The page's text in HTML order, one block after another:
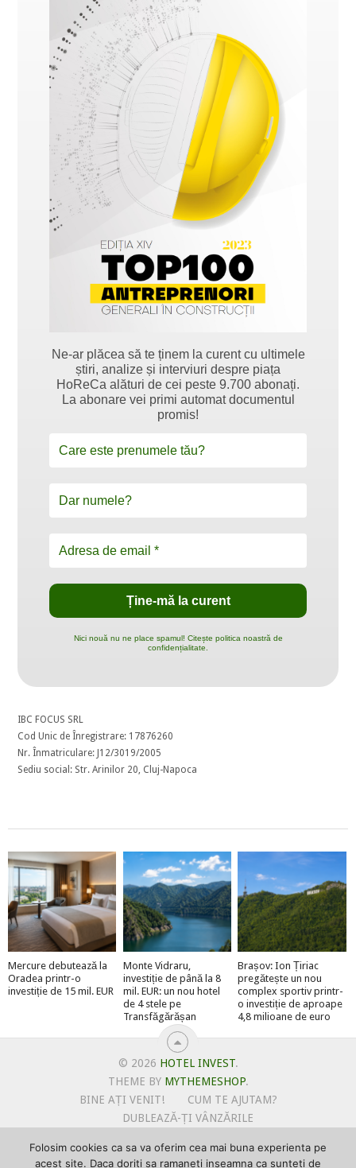
Ne-ar plăcea să te ținem la curent cu ultimele
știri, analize și interviuri despre piața
HoReCa alături de cei peste 9.700 abonați.
La abonare vei primi automat documentul
promis!
Nici nouă nu ne place spamul! Citește politica noastră de
confidențialitate.
IBC FOCUS SRL
Cod Unic de Înregistrare: 17876260
Nr. Înmatriculare: J12/3019/2005
Sediu social: Str. Arinilor 20, Cluj-Napoca
Mercure debutează la
Oradea printr-o
investiție de 15 mil. EUR
Monte Vidraru,
investiție de până la 8
mil. EUR: un nou hotel
de 4 stele pe
Transfăgărășan
Brașov: Ion Țiriac
pregătește un nou
complex sportiv printr-
o investiție de aproape
4,8 milioane de euro
© 2026 HOTEL INVEST.
THEME BY MYTHEMESHOP.
BINE AȚI VENIT!
CUM TE AJUTAM?
DUBLEAZĂ-ȚI VÂNZĂRILE
POLITICA DE UTILIZARE COOKIE-URI
Folosim cookies ca sa va oferim cea mai buna experienta pe
acest site. Daca doriti sa ramaneti inseamna ca sunteti de